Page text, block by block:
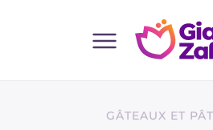
Toutes les recettesGÂTEAUX ET